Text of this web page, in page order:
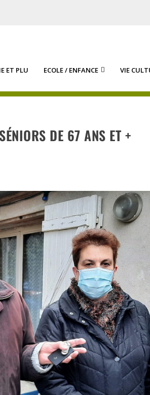
ET PLU ECOLE / ENFANCE VIE
DE 67 ANS ET +